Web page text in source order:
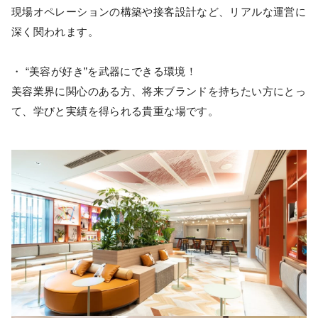
現場オペレーションの構築や接客設計など、リアルな運営に
深く関われます。
・ “美容が好き”を武器にできる環境！
美容業界に関心のある方、将来ブランドを持ちたい方にとっ
て、学びと実績を得られる貴重な場です。